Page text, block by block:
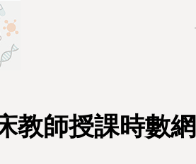
教師授課時數